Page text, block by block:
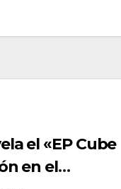
el «EP Cube
en el